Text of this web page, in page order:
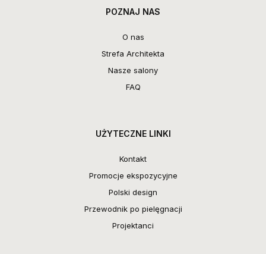
POZNAJ NAS
O nas
Strefa Architekta
Nasze salony
FAQ
UŻYTECZNE LINKI
Kontakt
Promocje ekspozycyjne
Polski design
Przewodnik po pielęgnacji
Projektanci